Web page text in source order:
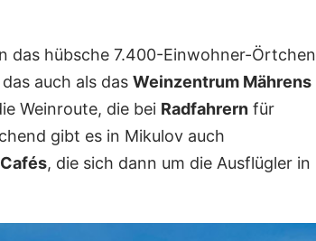
das hübsche 7.400-Einwohner-Örtchen
auch als das Weinzentrum Mährens
Weinroute, die bei Radfahrern für
gibt es in Mikulov auch
, die sich dann um die Ausflügler in